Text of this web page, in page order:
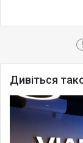
!
Дивіться